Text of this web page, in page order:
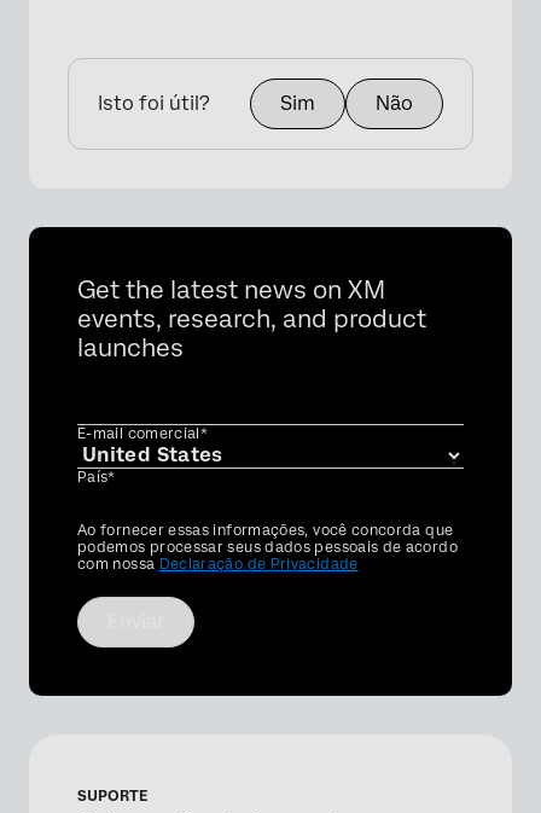
Isto foi útil? Sim Não
Get the latest news on XM
events, research, and product
launches
E-mail comercial*
País*
Privacy
Optin
Ao fornecer essas informações, você concorda que
podemos processar seus dados pessoais de acordo
com nossa Declaração de Privacidade
SUPORTE